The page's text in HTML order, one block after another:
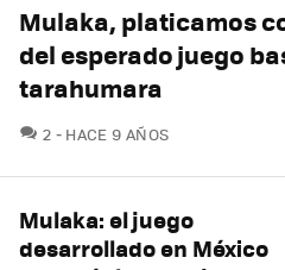
Mulaka, platicamos
del esperado juego
tarahumara
2 COMENTARIOS
HACE 9 AÑOS
Mulaka: el juego
desarrollado en México